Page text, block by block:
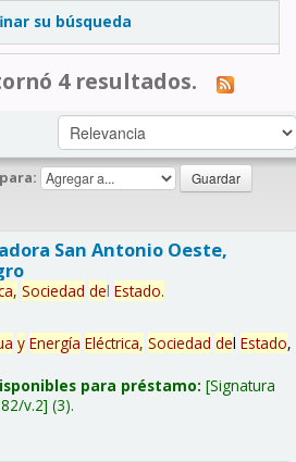
su búsqueda
4 resultados.
San Antonio Oeste,
Sociedad del Estado.
y Energía Eléctrica, Sociedad del Estado,
para préstamo: Signatura
v.2 (3).